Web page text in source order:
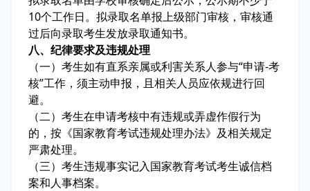
10个工作日。拟录取名单报上级部门审核，审核通
过后向录取考生发放录取通知书。
八、纪律要求及违规处理
（一）考生如有直系亲属或利害关系人参与“申请-考
核”工作，须主动申报，且相关人员应依规进行回
避。
（二）考生在申请考核中有违规或弄虚作假行为
的，按《国家教育考试违规处理办法》及相关规定
严肃处理。
（三）考生违规事实记入国家教育考试考生诚信档
案和人事档案。